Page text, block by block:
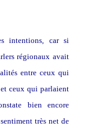
intentions, car si
régionaux avait
entre ceux qui
ceux qui parlaient
bien encore
très net de